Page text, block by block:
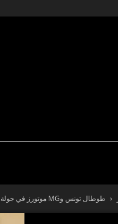
طوطال تونس وMG موتورز في جولة 100% “Road Trip” كهربائية (فيديو)